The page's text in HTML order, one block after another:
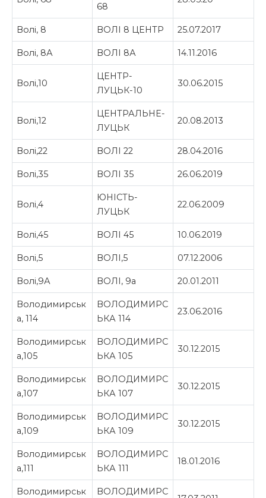
68
Волі, 8 ВОЛІ 8 ЦЕНТР 25.07.2017
Волі, 8А ВОЛІ 8А 14.11.2016
Волі,10
ЦЕНТР-
ЛУЦЬК-10
30.06.2015
Волі,12
ЦЕНТРАЛЬНЕ-
ЛУЦЬК
20.08.2013
Волі,22 ВОЛІ 22 28.04.2016
Волі,35 ВОЛІ 35 26.06.2019
Волі,4
ЮНІСТЬ-
ЛУЦЬК
22.06.2009
Волі,45 ВОЛІ 45 10.06.2019
Волі,5 ВОЛІ,5 07.12.2006
Волі,9А ВОЛІ, 9а 20.01.2011
Володимирськ
а, 114
ВОЛОДИМИРС
ЬКА 114
23.06.2016
Володимирськ
а,105
ВОЛОДИМИРС
ЬКА 105
30.12.2015
Володимирськ
а,107
ВОЛОДИМИРС
ЬКА 107
30.12.2015
Володимирськ
а,109
ВОЛОДИМИРС
ЬКА 109
30.12.2015
Володимирськ
а,111
ВОЛОДИМИРС
ЬКА 111
18.01.2016
Володимирськ
ВОЛОДИМИРС